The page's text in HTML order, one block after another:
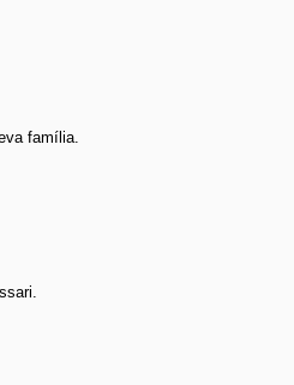
família.